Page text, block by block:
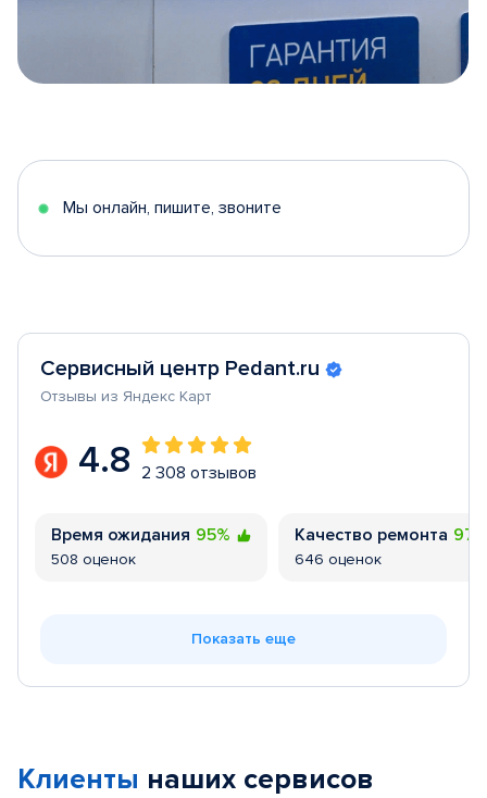
5
Мы онлайн, пишите, звоните
Сервисный центр Pedant.ru
Отзывы из Яндекс Карт
4.8 2 308 отзывов
Время ожидания 95%
508 оценок
Качество ремонта
646 оценок
Показать еще
Клиенты наших сервисов